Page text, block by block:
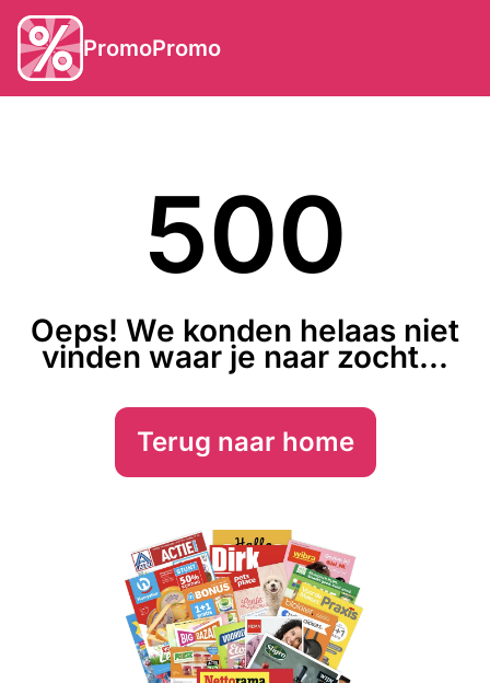
PromoPromo
500
Oeps! We konden helaas niet
vinden waar je naar zocht...
Terug naar home